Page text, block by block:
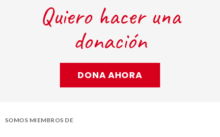
Quiero hacer una
donación
DONA AHORA
SOMOS MIEMBROS DE